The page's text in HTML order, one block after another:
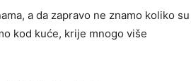
a da zapravo ne znamo koliko su
kod kuće, krije mnogo više